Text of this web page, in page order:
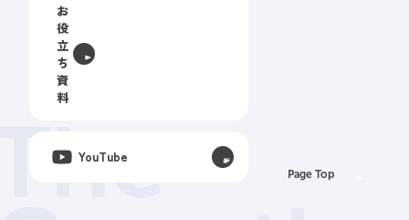
お
役
立
ち
資
料
YouTube
Page Top